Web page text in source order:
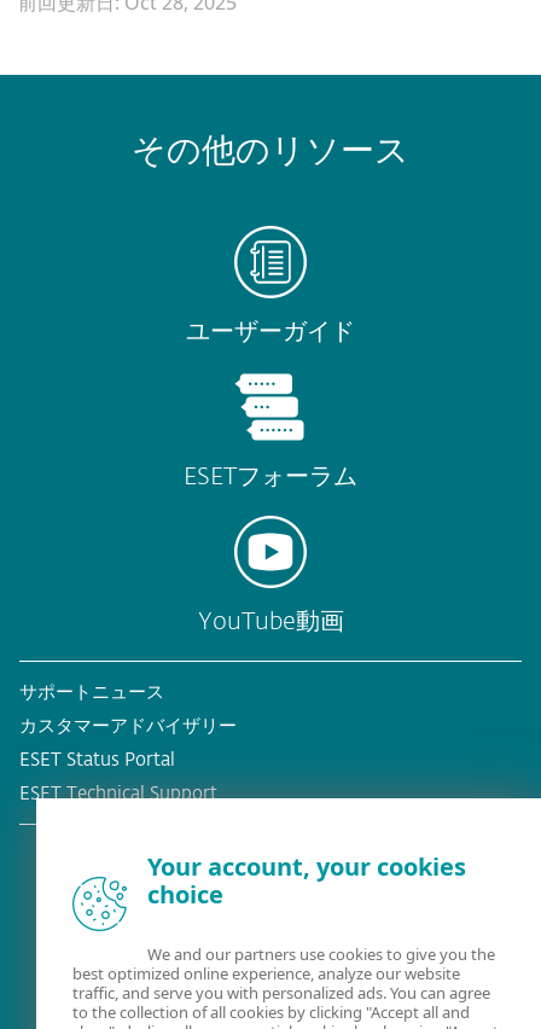
その他のリソース
ユーザーガイド
ESETフォーラム
YouTube動画
サポートニュース
カスタマーアドバイザリー
ESET Status Portal
ESET Technical Support
既存の顧客？
Your account, your cookies
choice
We and our partners use cookies to give you the
best optimized online experience, analyze our website
traffic, and serve you with personalized ads. You can agree
to the collection of all cookies by clicking "Accept all and